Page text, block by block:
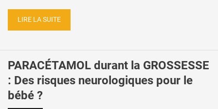
LIRE LA SUITE
PARACÉTAMOL durant la GROSSESSE
: Des risques neurologiques pour le
bébé ?